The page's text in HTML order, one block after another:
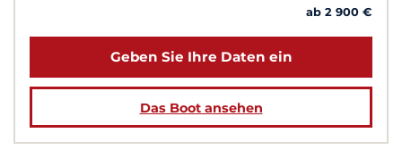
ab 2 900 €
Geben Sie Ihre Daten ein
Das Boot ansehen